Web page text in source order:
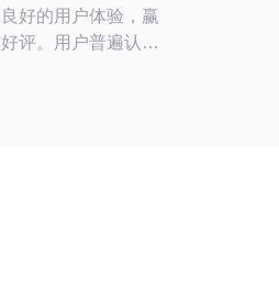
好的用户体验，赢
评。用户普遍认